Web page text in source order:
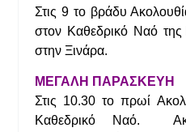
Στις 9 το βράδυ
στον Καθεδρικό Ναό
στην Ξινάρα.
ΜΕΓΑΛΗ ΠΑΡΑΣΚΕΥΗ
Στις 10.30 το πρωί
Καθεδρικό Ναό.